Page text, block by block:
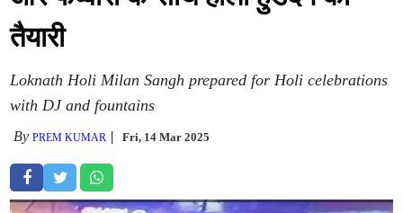
तैयारी
Loknath Holi Milan Sangh prepared for Holi celebrations
with DJ and fountains
ByPREM KUMAR Fri, 14 Mar 2025